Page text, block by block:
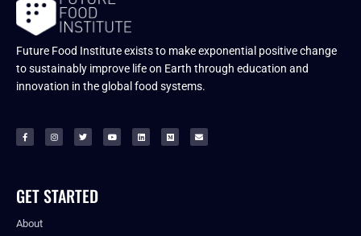
Future Food Institute exists to make exponential positive change
to sustainably improve life on Earth through education and
innovation in the global food systems.
GET STARTED
About